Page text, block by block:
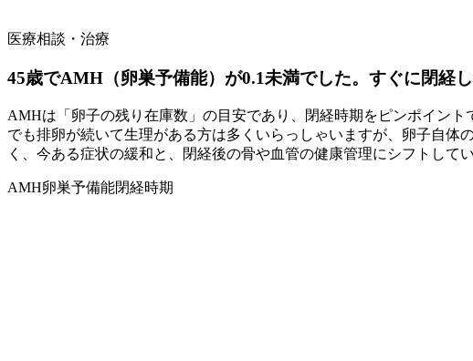
医療相談・治療
45歳でAMH（卵巣予備能）が0.1未満でした。すぐに閉経
AMHは「卵子の残り在庫数」の目安であり、閉経時期をピンポイン
でも排卵が続いて生理がある方は多くいらっしゃいますが、卵子自
く、今ある症状の緩和と、閉経後の骨や血管の健康管理にシフトして
AMH卵巣予備能閉経時期